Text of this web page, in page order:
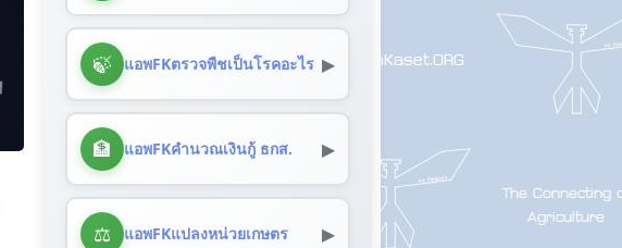
🍃 แอพFKตรวจพืชเป็นโรคอะไร ▶
🏦 แอพFKคำนวณเงินกู้ ธกส. ▶
⚖️ แอพFKแปลงหน่วยเกษตร ▶